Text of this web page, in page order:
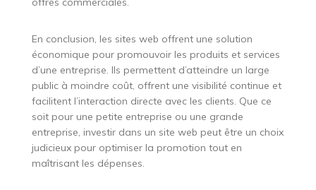
En conclusion, les sites web offrent une solution
économique pour promouvoir les produits et services
d’une entreprise. Ils permettent d’atteindre un large
public à moindre coût, offrent une visibilité continue et
facilitent l’interaction directe avec les clients. Que ce
soit pour une petite entreprise ou une grande
entreprise, investir dans un site web peut être un choix
judicieux pour optimiser la promotion tout en
maîtrisant les dépenses.